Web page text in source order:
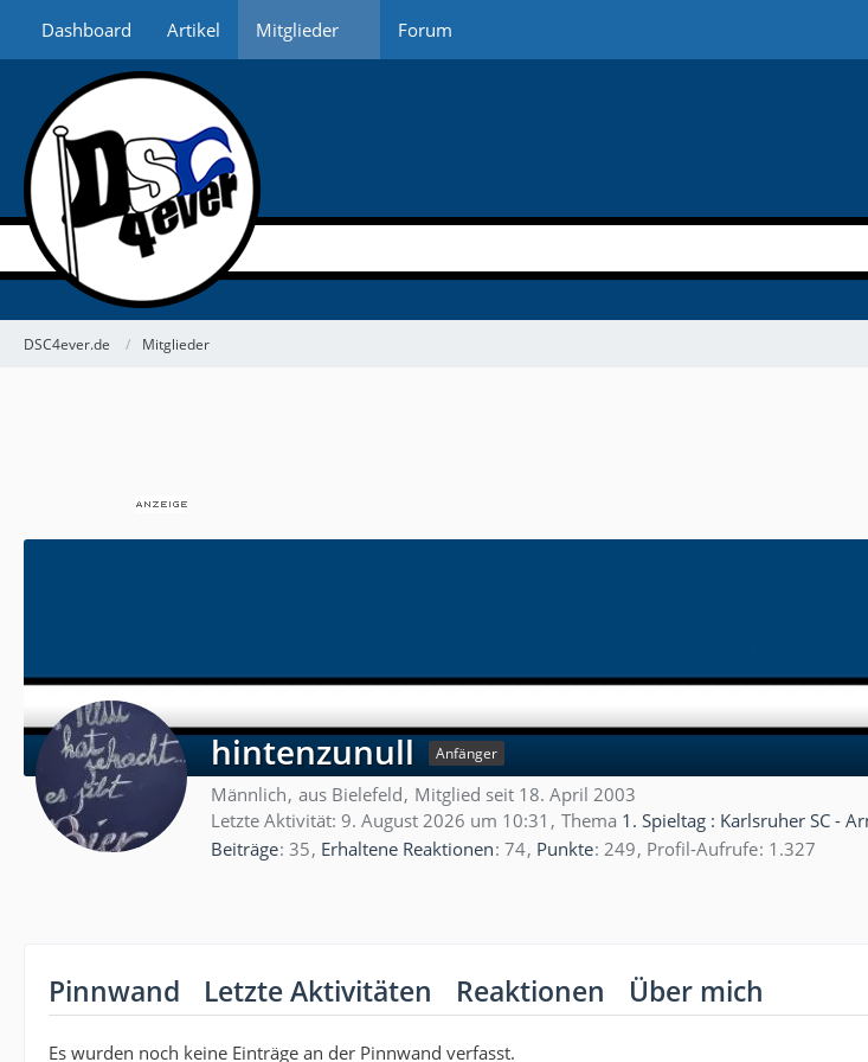
Dashboard Artikel Mitglieder Forum
DSC4ever.de Mitglieder
hintenzunull Anfänger
Männlich aus Bielefeld Mitglied seit 18. April 2003
Letzte Aktivität: 9. August 2026 um 10:31 Thema 1. Spieltag : Karlsruher SC -
Beiträge 35 Erhaltene Reaktionen 74 Punkte 249 Profil-Aufrufe 1.327
Pinnwand Letzte Aktivitäten Reaktionen Über mich
Es wurden noch keine Einträge an der Pinnwand verfasst.